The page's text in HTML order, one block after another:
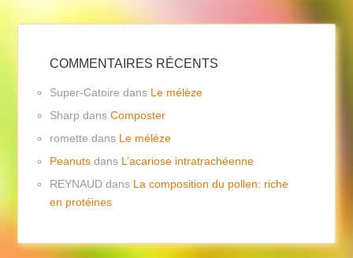
COMMENTAIRES RÉCENTS
Super-Catoire dans Le mélèze
Sharp dansComposter
romette dans Le mélèze
Peanuts dans L’acariose intratrachéenne
REYNAUD dans La composition du pollen: riche
en protéines